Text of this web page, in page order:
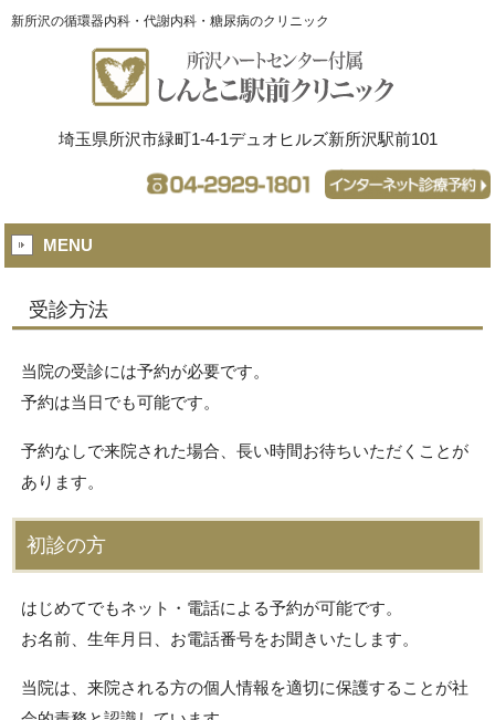
新所沢の循環器内科・代謝内科・糖尿病のクリニック
埼玉県所沢市緑町1-4-1デュオヒルズ新所沢駅前101
MENU
受診方法
当院の受診には予約が必要です。
予約は当日でも可能です。
予約なしで来院された場合、長い時間お待ちいただくことが
あります。
初診の方
はじめてでもネット・電話による予約が可能です。
お名前、生年月日、お電話番号をお聞きいたします。
当院は、来院される方の個人情報を適切に保護することが社